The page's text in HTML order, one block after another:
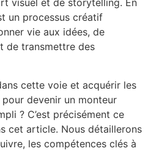
visuel et de storytelling. En
un processus créatif
vie aux idées, de
de transmettre des
cette voie et acquérir les
devenir un monteur
? C’est précisément ce
cet article. Nous détaillerons
les compétences clés à